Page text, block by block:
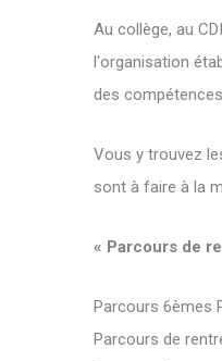
Au collège, au
l'organisation
des
Vous y trouvez
sont à faire à la
« Parcours de
Parcours 6èmes
Parcours de